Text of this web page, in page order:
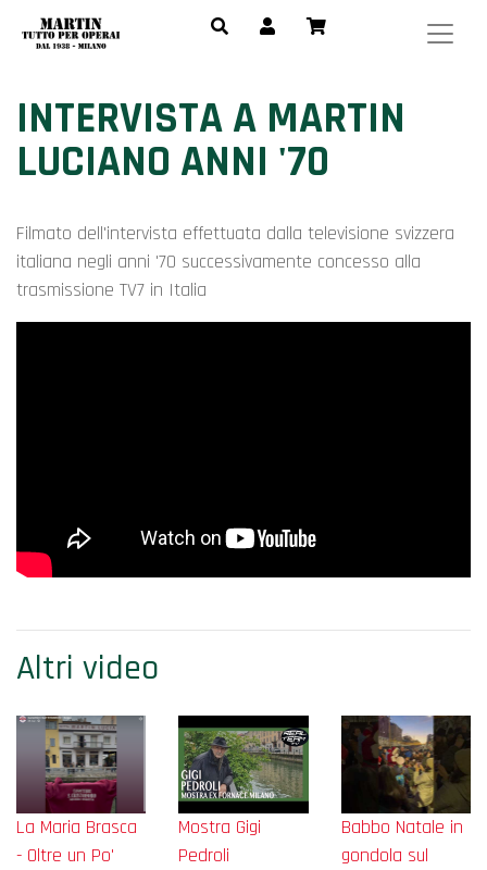
INTERVISTA A MARTIN
LUCIANO ANNI '70
Filmato dell'intervista effettuata dalla televisione svizzera
italiana negli anni '70 successivamente concesso alla
trasmissione TV7 in Italia
Altri video
La Maria Brasca
- Oltre un Po'
Mostra Gigi
Pedroli
Babbo Natale in
gondola sul